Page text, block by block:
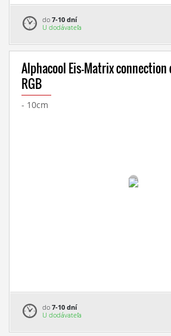
do 7-10 dní
U dodávateľa
Alphacool Eis-Matrix
RGB
- 10cm
do 7-10 dní
U dodávateľa